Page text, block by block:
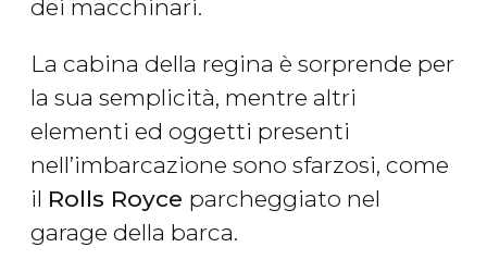
dei macchinari.
La cabina della regina è sorprende per
la sua semplicità, mentre altri
elementi ed oggetti presenti
nell’imbarcazione sono sfarzosi, come
il Rolls Royce parcheggiato nel
garage della barca.